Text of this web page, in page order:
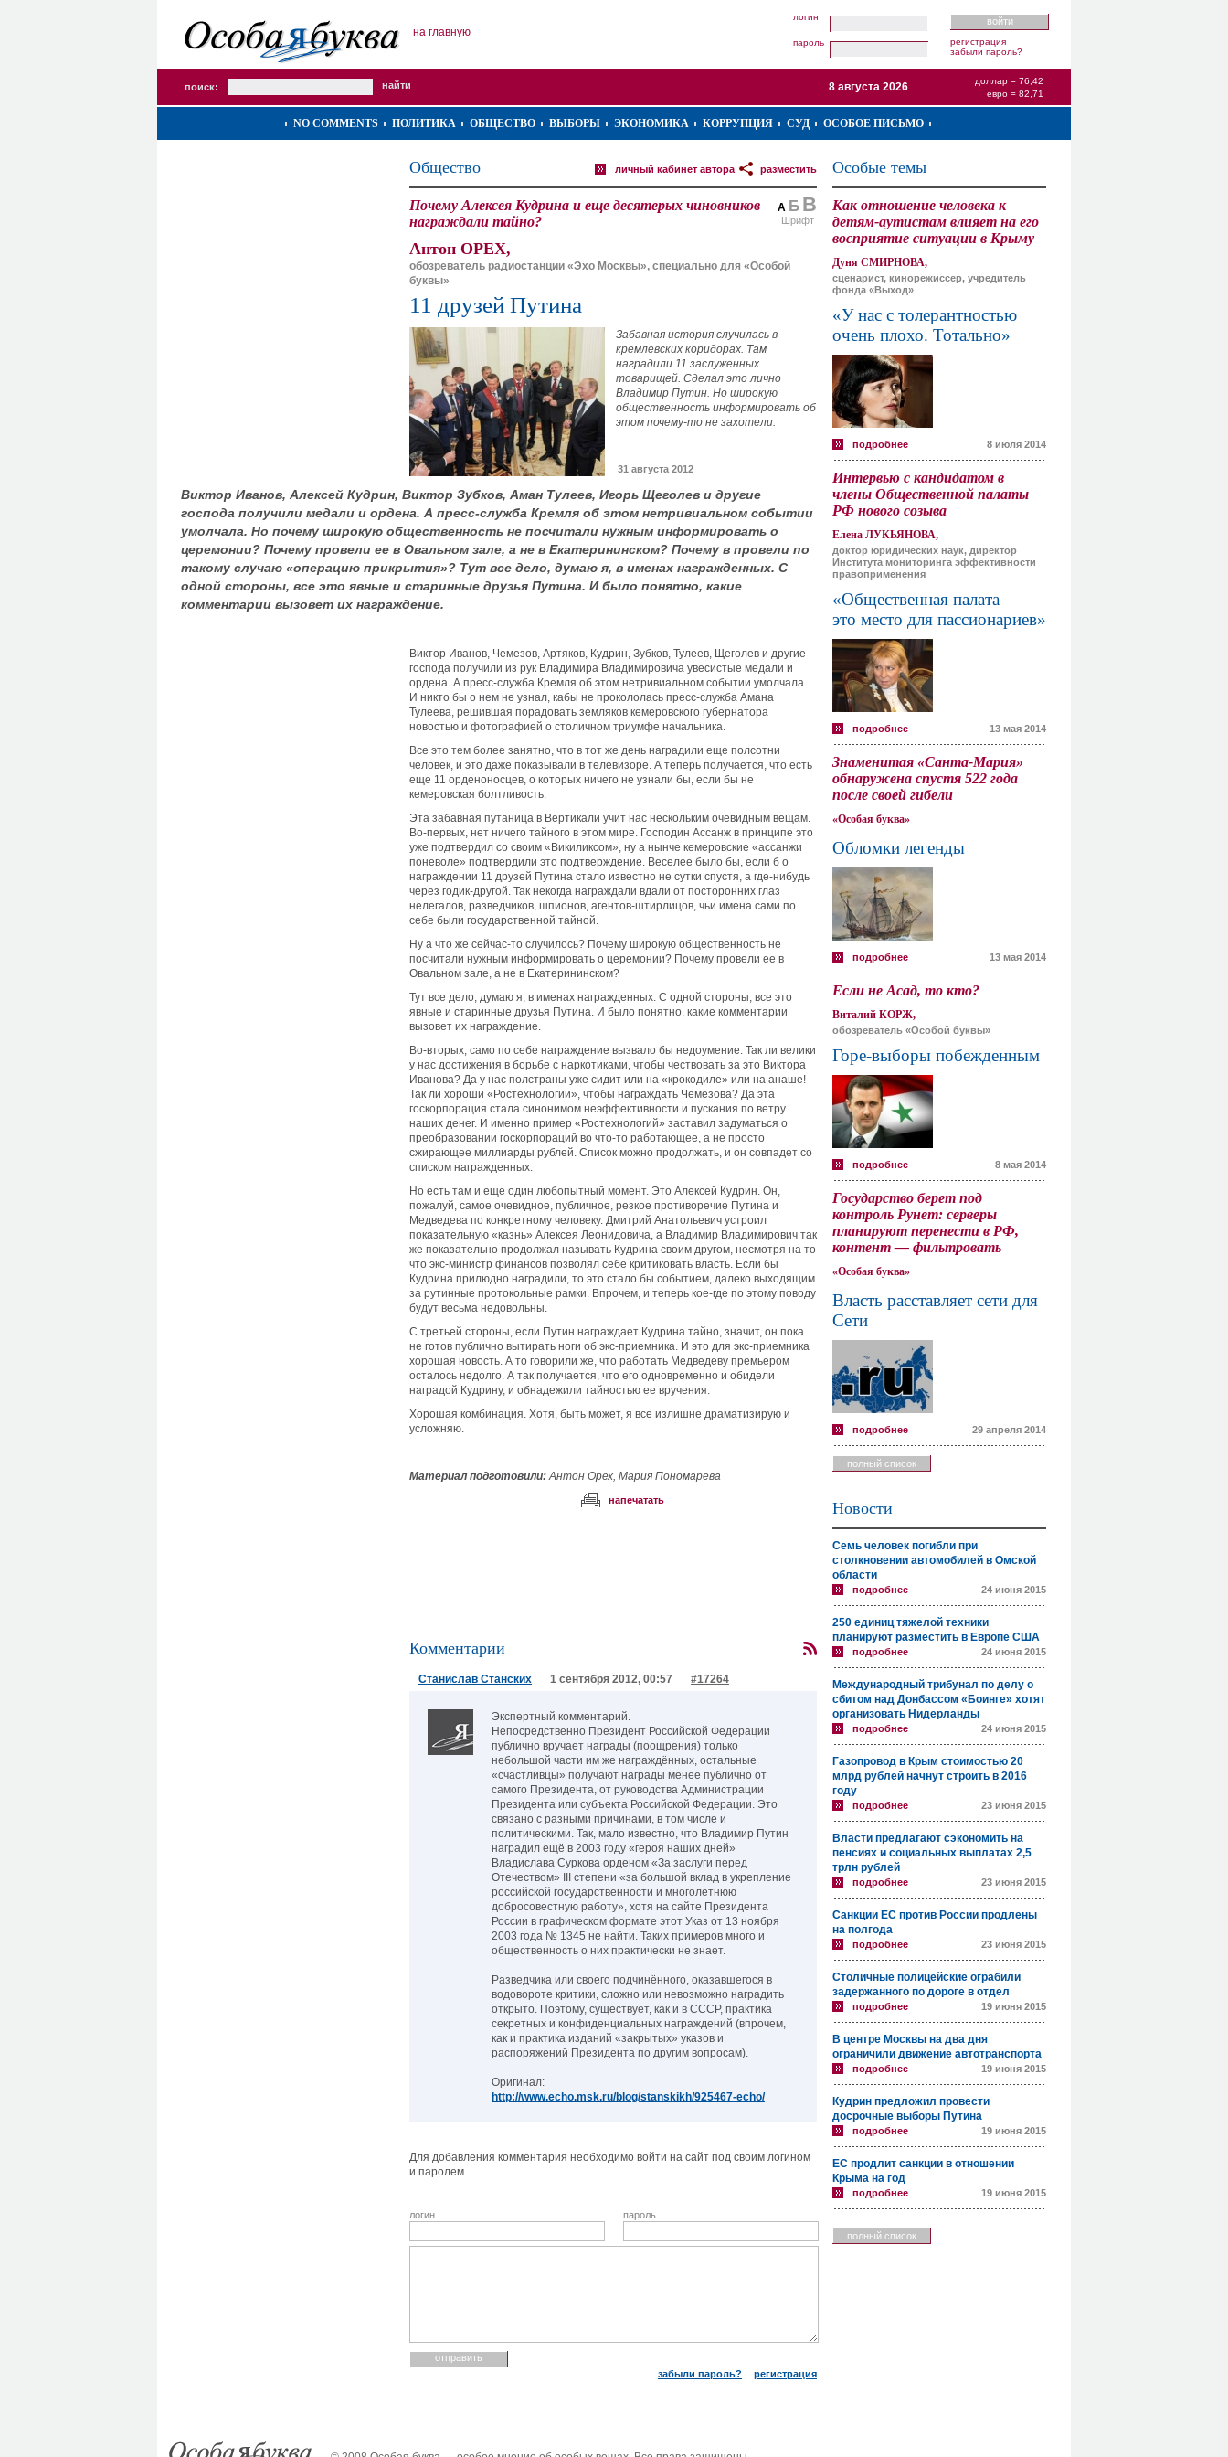
на главную
логин
пароль
регистрация
забыли пароль?
поиск:
доллар = 76,42
евро = 82,71
8 августа 2026
NO COMMENTS ПОЛИТИКА ОБЩЕСТВО ВЫБОРЫ ЭКОНОМИКА КОРРУПЦИЯ СУД ОСОБОЕ ПИСЬМО
Общество разместить
личный кабинет автора
А Б В
Шрифт
Почему Алексея Кудрина и еще десятерых чиновников
награждали тайно?
Антон ОРЕХ,
обозреватель радиостанции «Эхо Москвы», специально для «Особой
буквы»
11 друзей Путина
Забавная история случилась в
кремлевских коридорах. Там
наградили 11 заслуженных
товарищей. Сделал это лично
Владимир Путин. Но широкую
общественность информировать об
этом почему-то не захотели.
31 августа 2012
Виктор Иванов, Алексей Кудрин, Виктор Зубков, Аман Тулеев, Игорь Щеголев и другие
господа получили медали и ордена. А пресс-служба Кремля об этом нетривиальном событии
умолчала. Но почему широкую общественность не посчитали нужным информировать о
церемонии? Почему провели ее в Овальном зале, а не в Екатерининском? Почему в провели по
такому случаю «операцию прикрытия»? Тут все дело, думаю я, в именах награжденных. С
одной стороны, все это явные и старинные друзья Путина. И было понятно, какие
комментарии вызовет их награждение.
Виктор Иванов, Чемезов, Артяков, Кудрин, Зубков, Тулеев, Щеголев и другие
господа получили из рук Владимира Владимировича увесистые медали и
ордена. А пресс-служба Кремля об этом нетривиальном событии умолчала.
И никто бы о нем не узнал, кабы не прокололась пресс-служба Амана
Тулеева, решившая порадовать земляков кемеровского губернатора
новостью и фотографией о столичном триумфе начальника.
Все это тем более занятно, что в тот же день наградили еще полсотни
человек, и это даже показывали в телевизоре. А теперь получается, что есть
еще 11 орденоносцев, о которых ничего не узнали бы, если бы не
кемеровская болтливость.
Эта забавная путаница в Вертикали учит нас нескольким очевидным вещам.
Во-первых, нет ничего тайного в этом мире. Господин Ассанж в принципе это
уже подтвердил со своим «Викиликсом», ну а нынче кемеровские «ассанжи
поневоле» подтвердили это подтверждение. Веселее было бы, если б о
награждении 11 друзей Путина стало известно не сутки спустя, а где-нибудь
через годик-другой. Так некогда награждали вдали от посторонних глаз
нелегалов, разведчиков, шпионов, агентов-штирлицов, чьи имена сами по
себе были государственной тайной.
Ну а что же сейчас-то случилось? Почему широкую общественность не
посчитали нужным информировать о церемонии? Почему провели ее в
Овальном зале, а не в Екатерининском?
Тут все дело, думаю я, в именах награжденных. С одной стороны, все это
явные и старинные друзья Путина. И было понятно, какие комментарии
вызовет их награждение.
Во-вторых, само по себе награждение вызвало бы недоумение. Так ли велики
у нас достижения в борьбе с наркотиками, чтобы чествовать за это Виктора
Иванова? Да у нас полстраны уже сидит или на «крокодиле» или на анаше!
Так ли хороши «Ростехнологии», чтобы награждать Чемезова? Да эта
госкорпорация стала синонимом неэффективности и пускания по ветру
наших денег. И именно пример «Ростехнологий» заставил задуматься о
преобразовании госкорпораций во что-то работающее, а не просто
сжирающее миллиарды рублей. Список можно продолжать, и он совпадет со
списком награжденных.
Но есть там и еще один любопытный момент. Это Алексей Кудрин. Он,
пожалуй, самое очевидное, публичное, резкое противоречие Путина и
Медведева по конкретному человеку. Дмитрий Анатольевич устроил
показательную «казнь» Алексея Леонидовича, а Владимир Владимирович так
же показательно продолжал называть Кудрина своим другом, несмотря на то
что экс-министр финансов позволял себе критиковать власть. Если бы
Кудрина прилюдно наградили, то это стало бы событием, далеко выходящим
за рутинные протокольные рамки. Впрочем, и теперь кое-где по этому поводу
будут весьма недовольны.
С третьей стороны, если Путин награждает Кудрина тайно, значит, он пока
не готов публично вытирать ноги об экс-приемника. И это для экс-приемника
хорошая новость. А то говорили же, что работать Медведеву премьером
осталось недолго. А так получается, что его одновременно и обидели
наградой Кудрину, и обнадежили тайностью ее вручения.
Хорошая комбинация. Хотя, быть может, я все излишне драматизирую и
усложняю.
Материал подготовили:Антон Орех, Мария Пономарева
напечатать
Комментарии
Станислав Станских 1 сентября 2012, 00:57 #17264
Экспертный комментарий.
Непосредственно Президент Российской Федерации
публично вручает награды (поощрения) только
небольшой части им же награждённых, остальные
«счастливцы» получают награды менее публично от
самого Президента, от руководства Администрации
Президента или субъекта Российской Федерации. Это
связано с разными причинами, в том числе и
политическими. Так, мало известно, что Владимир Путин
наградил ещё в 2003 году «героя наших дней»
Владислава Суркова орденом «За заслуги перед
Отечеством» III степени «за большой вклад в укрепление
российской государственности и многолетнюю
добросовестную работу», хотя на сайте Президента
России в графическом формате этот Указ от 13 ноября
2003 года № 1345 не найти. Таких примеров много и
общественность о них практически не знает.
Разведчика или своего подчинённого, оказавшегося в
водовороте критики, сложно или невозможно наградить
открыто. Поэтому, существует, как и в СССР, практика
секретных и конфиденциальных награждений (впрочем,
как и практика изданий «закрытых» указов и
распоряжений Президента по другим вопросам).
Оригинал:
http://www.echo.msk.ru/blog/stanskikh/925467-echo/
Для добавления комментария необходимо войти на сайт под своим логином
и паролем.
логин пароль
забыли пароль? регистрация
Особые темы
Как отношение человека к
детям-аутистам влияет на его
восприятие ситуации в Крыму
Дуня СМИРНОВА,
сценарист, кинорежиссер, учредитель
фонда «Выход»
«У нас с толерантностью
очень плохо. Тотально»
подробнее 8 июля 2014
Интервью с кандидатом в
члены Общественной палаты
РФ нового созыва
Елена ЛУКЬЯНОВА,
доктор юридических наук, директор
Института мониторинга эффективности
правоприменения
«Общественная палата —
это место для пассионариев»
подробнее 13 мая 2014
Знаменитая «Санта-Мария»
обнаружена спустя 522 года
после своей гибели
«Особая буква»
Обломки легенды
подробнее 13 мая 2014
Если не Асад, то кто?
Виталий КОРЖ,
обозреватель «Особой буквы»
Горе-выборы побежденным
подробнее 8 мая 2014
Государство берет под
контроль Рунет: серверы
планируют перенести в РФ,
контент — фильтровать
«Особая буква»
Власть расставляет сети для
Сети
подробнее 29 апреля 2014
полный список
Новости
Семь человек погибли при
столкновении автомобилей в Омской
области
подробнее 24 июня 2015
250 единиц тяжелой техники
планируют разместить в Европе США
подробнее 24 июня 2015
Международный трибунал по делу о
сбитом над Донбассом «Боинге» хотят
организовать Нидерланды
подробнее 24 июня 2015
Газопровод в Крым стоимостью 20
млрд рублей начнут строить в 2016
году
подробнее 23 июня 2015
Власти предлагают сэкономить на
пенсиях и социальных выплатах 2,5
трлн рублей
подробнее 23 июня 2015
Санкции ЕС против России продлены
на полгода
подробнее 23 июня 2015
Столичные полицейские ограбили
задержанного по дороге в отдел
подробнее 19 июня 2015
В центре Москвы на два дня
ограничили движение автотранспорта
подробнее 19 июня 2015
Кудрин предложил провести
досрочные выборы Путина
подробнее 19 июня 2015
ЕС продлит санкции в отношении
Крыма на год
подробнее 19 июня 2015
полный список